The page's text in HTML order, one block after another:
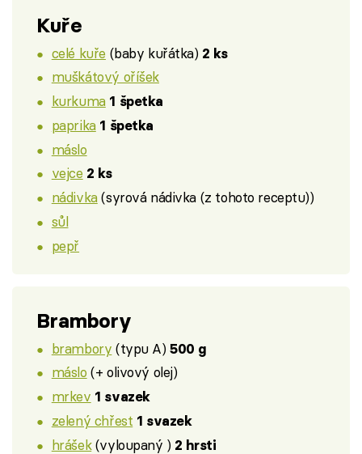
Kuře
celé kuře (baby kuřátka) 2 ks
muškátový oříšek
kurkuma 1 špetka
paprika 1 špetka
máslo
vejce 2 ks
nádivka(syrová nádivka (z tohoto receptu))
sůl
pepř
Brambory
brambory (typu A)500 g
máslo (+ olivový olej)
mrkev 1 svazek
zelený chřest 1 svazek
hrášek(vyloupaný ) 2 hrsti